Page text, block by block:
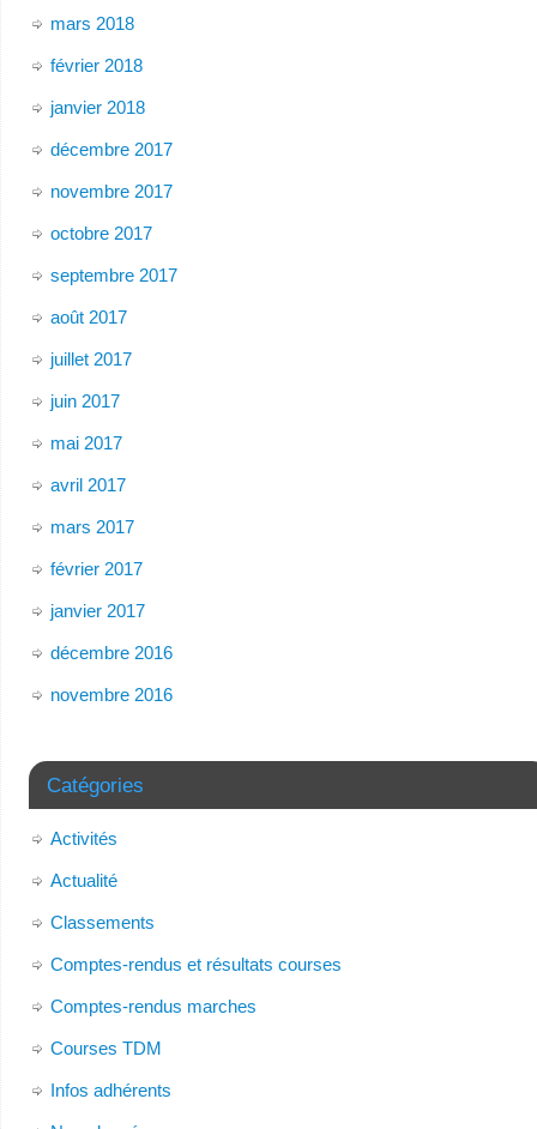
mars 2018
février 2018
janvier 2018
décembre 2017
novembre 2017
octobre 2017
septembre 2017
août 2017
juillet 2017
juin 2017
mai 2017
avril 2017
mars 2017
février 2017
janvier 2017
décembre 2016
novembre 2016
Catégories
Activités
Actualité
Classements
Comptes-rendus et résultats courses
Comptes-rendus marches
Courses TDM
Infos adhérents